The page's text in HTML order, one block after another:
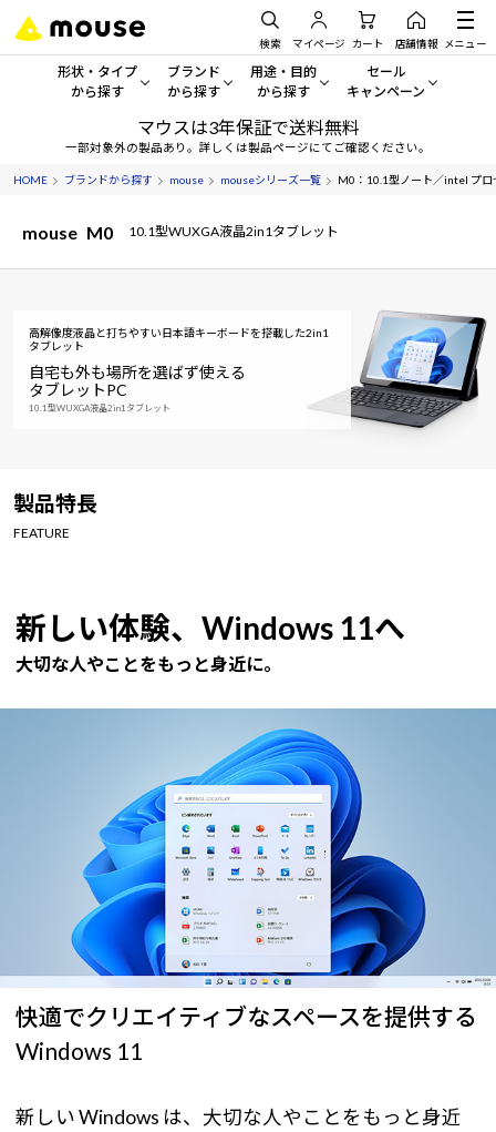
検索 マイページ カート 店舗情報 メニュー
形状・タイプ
から探す
形状・タイプから探す をすべてみる
デスクトップPC
ノートPC
サーバー
ワークステーション
Windows 11
ブランド
から探す
mouse
G TUNE
NEXTGEAR
用途・目的
から探す
一般向けパソコン
ゲーミングPC・ゲーム向けパソコン
クリエイティブ向け
学習向けパソコン
スペック/パーツ別
セール
キャンペーン
セール・キャンペー
期間限定セール
おすすめ目玉パソコン
今イチオシのパソコンをピ
Windows 11|Copilot+ PC
マウスは3年保証で送料無料
一部対象外の製品あり。詳しくは製品ページにてご確認ください。
HOME ブランドから探す mouse mouseシリーズ一覧 M0：10.1型ノート／intel プロ
mouse M0 10.1型WUXGA液晶2in1タブレット
高解像度液晶と打ちやすい日本語キーボードを搭載した2in1
タブレット
自宅も外も場所を選ばず使える
タブレットPC
10.1型WUXGA液晶2in1タブレット
製品特長
FEATURE
新しい体験、Windows 11へ
大切な人やことをもっと身近に。
快適でクリエイティブなスペースを提供する
Windows 11
新しい Windows は、大切な人やことをもっと身近